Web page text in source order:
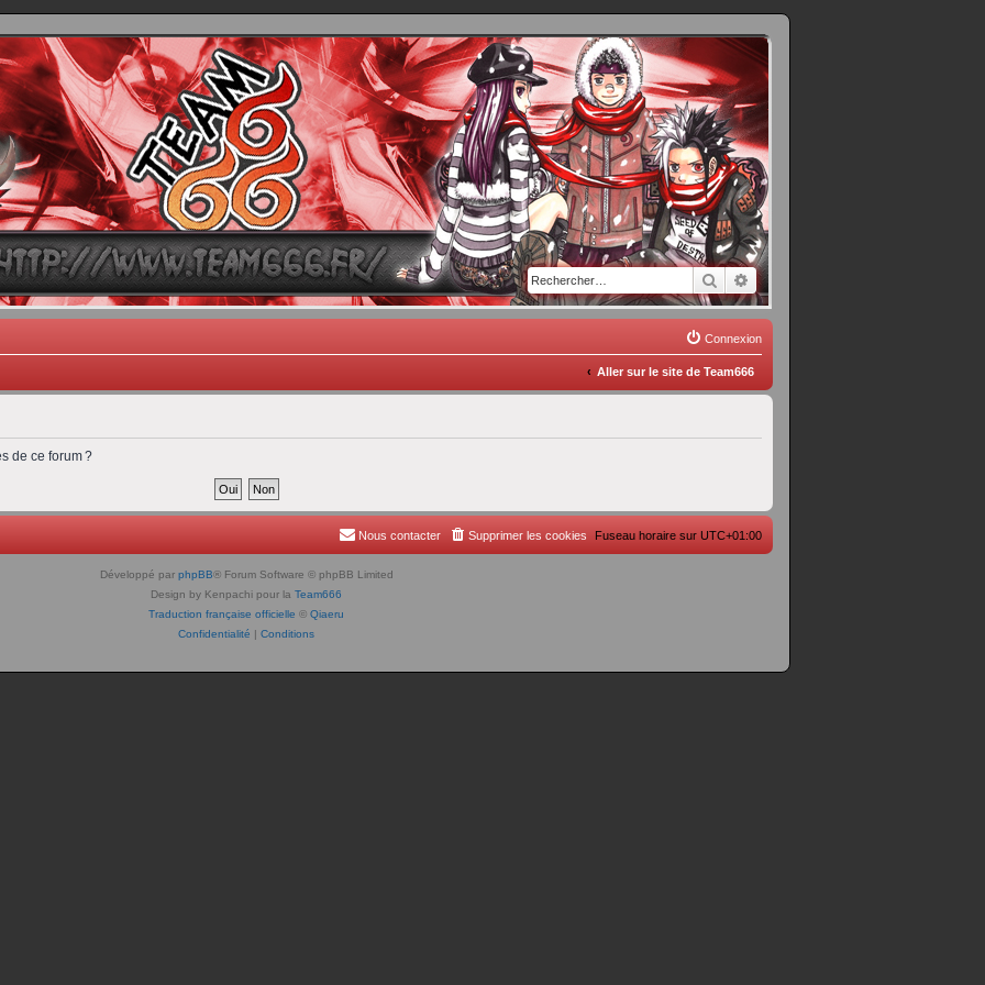
666
One, Blaster Knuckle et Death Trance
RechercherRecherche avancée
Connexion
Aller sur le site de Team666
de ce forum ?
Fuseau horaire sur UTC+01:00
Supprimer les cookies
Nous contacter
Développé par phpBB® Forum Software © phpBB Limited
Design by Kenpachi pour la Team666
Traduction française officielle © Qiaeru
Confidentialité | Conditions